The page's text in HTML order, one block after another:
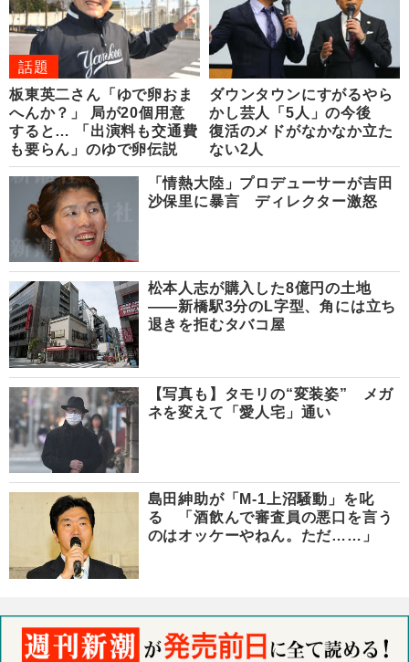
話題
板東英二さん「ゆで卵おま
へんか？」 局が20個用意
すると… 「出演料も交通費
も要らん」のゆで卵伝説
ダウンタウンにすがるやら
かし芸人「5人」の今後
復活のメドがなかなか立た
ない2人
「情熱大陸」プロデューサーが吉田
沙保里に暴言 ディレクター激怒
松本人志が購入した8億円の土地
――新橋駅3分のL字型、角には立ち
退きを拒むタバコ屋
【写真も】タモリの“変装姿” メガ
ネを変えて「愛人宅」通い
島田紳助が「M-1上沼騒動」を叱
る 「酒飲んで審査員の悪口を言う
のはオッケーやねん。ただ……」